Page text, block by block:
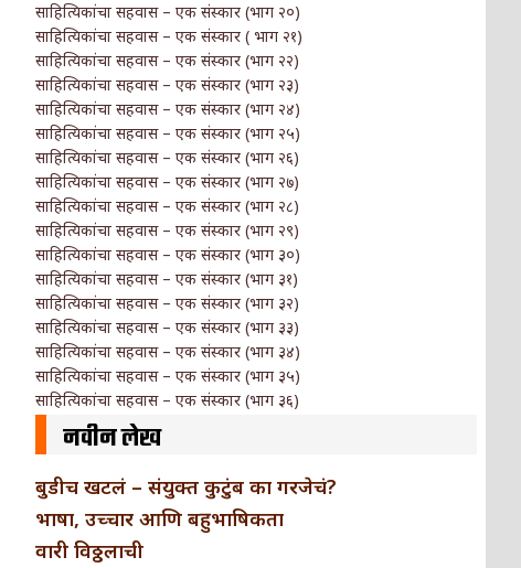
साहित्यिकांचा सहवास – एक संस्कार (भाग २०)
साहित्यिकांचा सहवास – एक संस्कार ( भाग २१)
साहित्यिकांचा सहवास – एक संस्कार (भाग २२)
साहित्यिकांचा सहवास – एक संस्कार (भाग २३)
साहित्यिकांचा सहवास – एक संस्कार (भाग २४)
साहित्यिकांचा सहवास – एक संस्कार (भाग २५)
साहित्यिकांचा सहवास – एक संस्कार (भाग २६)
साहित्यिकांचा सहवास – एक संस्कार (भाग २७)
साहित्यिकांचा सहवास – एक संस्कार (भाग २८)
साहित्यिकांचा सहवास – एक संस्कार (भाग २९)
साहित्यिकांचा सहवास – एक संस्कार (भाग ३०)
साहित्यिकांचा सहवास – एक संस्कार (भाग ३१)
साहित्यिकांचा सहवास – एक संस्कार (भाग ३२)
साहित्यिकांचा सहवास – एक संस्कार (भाग ३३)
साहित्यिकांचा सहवास – एक संस्कार (भाग ३४)
साहित्यिकांचा सहवास – एक संस्कार (भाग ३५)
साहित्यिकांचा सहवास – एक संस्कार (भाग ३६)
नवीन लेख
बुडीच खटलं – संयुक्त कुटुंब का गरजेचं?
भाषा, उच्चार आणि बहुभाषिकता
वारी विठ्ठलाची